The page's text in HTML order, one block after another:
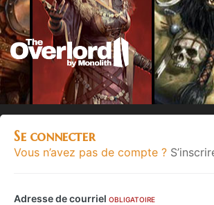
Se connecter
Vous n’avez pas de compte ?
Adresse de courriel OBLIGATOIRE